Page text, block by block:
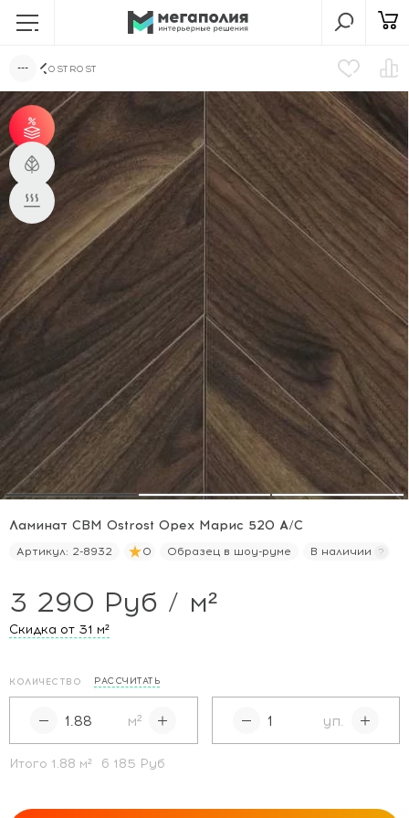
OSTROST
от 31 м² - скидка 3%;
от 51 м² - скидка 5%.
Ламинат CBM Ostrost Орех Марис 520 А/С
Артикул: 2-8932 0 Образец в шоу-руме В наличии
3 290 Руб / м²
Скидка от 31 м²
КОЛИЧЕСТВО РАССЧИТАТЬ
м² уп.
Итого 1.88 м² 6 185 Руб